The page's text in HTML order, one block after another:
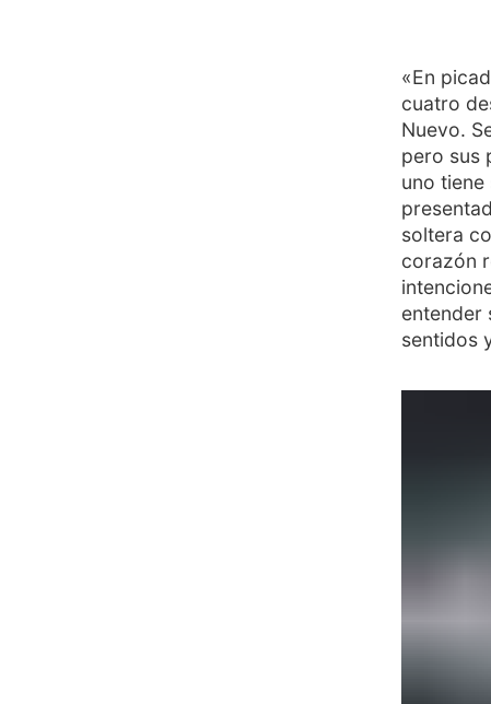
«En
cuatro
Nuevo.
pero sus
uno
soltera
corazón
entender
sentidos